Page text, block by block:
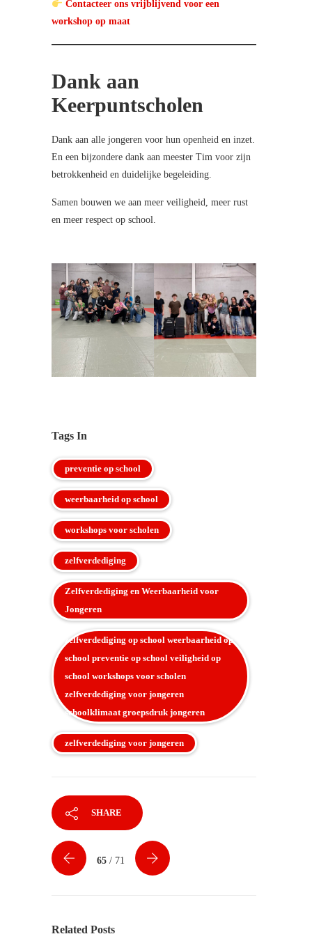
Contacteer ons vrijblijvend voor een
workshop op maat
Dank aan
Keerpuntscholen
Dank aan alle jongeren voor hun openheid en inzet.
En een bijzondere dank aan meester Tim voor zijn
betrokkenheid en duidelijke begeleiding.
Samen bouwen we aan meer veiligheid, meer rust
en meer respect op school.
Tags In
preventie op school
weerbaarheid op school
workshops voor scholen
zelfverdediging
Zelfverdediging en Weerbaarheid voor
Jongeren
zelfverdediging op school weerbaarheid op
school preventie op school veiligheid op
school workshops voor scholen
zelfverdediging voor jongeren
schoolklimaat groepsdruk jongeren
zelfverdediging voor jongeren
SHARE
65 / 71
Related Posts